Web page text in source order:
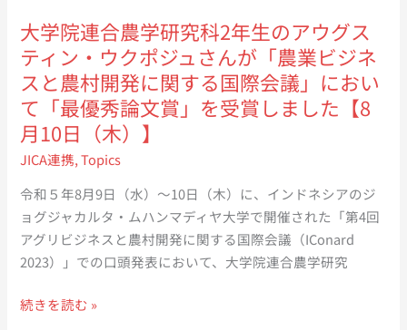
れ
る
大
学
院
理
工
研
究
科
の
西
理
工
学
研
究
科
博
後
期
課
程
の
湯
大学院連合農学研究科2年生のアウグス
ティン・ウクポジュさんが「農業ビジネ
スと農村開発に関する国際会議」におい
て「最優秀論文賞」を受賞しました【8
月10日（木）】
JICA連携,Topics
令和５年8月9日（水）～10日（木）に、インドネシアのジ
ョグジャカルタ・ムハンマディヤ大学で開催された「第4回
アグリビジネスと農村開発に関する国際会議（IConard
2023）」での口頭発表において、大学院連合農学研究
大
続きを読む »